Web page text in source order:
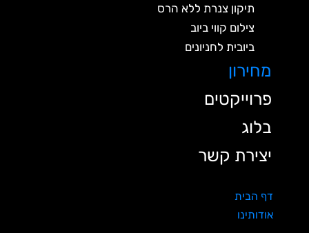
תיקון צנרת ללא הרס
צילום קווי ביוב
ביובית לחניונים
מחירון
פרוייקטים
בלוג
יצירת קשר
דף הבית
אודותינו